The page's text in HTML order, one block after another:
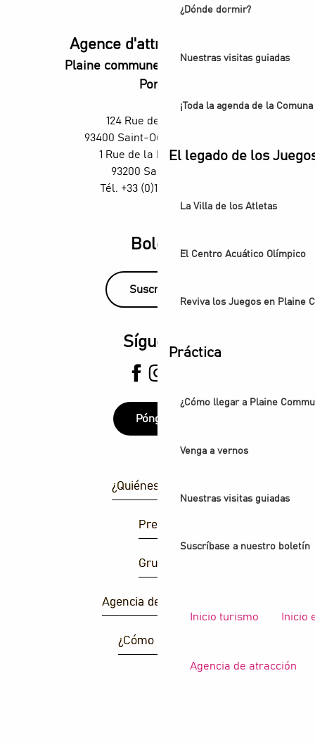
¿Dónde dormir?
Nuestras visitas guiadas
¡Toda la agenda de la
El legado de los
La Villa de los Atletas
El Centro Acuático Olímpico
Reviva los Juegos en Plaine
Práctica
¿Cómo llegar a Plaine
Venga a vernos
Nuestras visitas guiadas
Suscríbase a nuestro boletín
Inicio turismo Inicio
Agencia de atracción
Agence d'attractivité POP
Plaine commune vous Ouvre ses
Portes
124 Rue des Rosiers,
93400 Saint-Ouen-sur-Seine
1 Rue de la République,
93200 Saint-Denis
Tél. +33 (0)1 55 870 870
Boletín
Suscríbase
Síguenos
Póngase
¿Quiénes somos?
Prensa
Grupos
Agencia de atracción
¿Cómo llegar ?